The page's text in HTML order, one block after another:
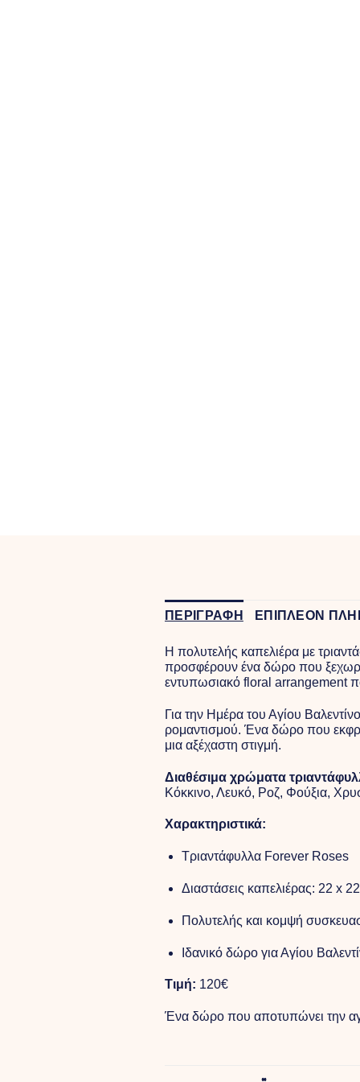
ΠΕΡΙΓΡΑΦΗ ΕΠΙΠΛΕΟΝ
Η πολυτελής καπελιέρα με
προσφέρουν ένα δώρο που
εντυπωσιακό floral arrangement
Για την Ημέρα του Αγίου
ρομαντισμού. Ένα δώρο που
μια αξέχαστη στιγμή.
Διαθέσιμα χρώματα
Κόκκινο, Λευκό, Ροζ, Φούξια,
Χαρακτηριστικά:
Τριαντάφυλλα Forever Roses
Διαστάσεις καπελιέρας: 22 x
Πολυτελής και κομψή
Ιδανικό δώρο για Αγίου
Τιμή: 120€
Ένα δώρο που αποτυπώνει την